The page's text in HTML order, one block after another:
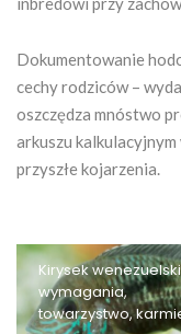
Dokumentowanie
cechy rodziców –
oszczędza mnóstwo
arkuszu
przyszłe kojarzenia.
Kirysek
wymagania,
towarzystwo,